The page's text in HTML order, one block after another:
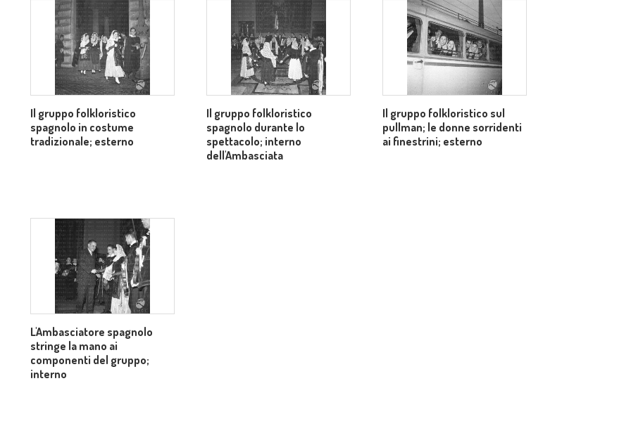
Il gruppo folkloristico
spagnolo in costume
tradizionale; esterno
Il gruppo folkloristico
spagnolo durante lo
spettacolo; interno
dell'Ambasciata
Il gruppo folkloristico sul
pullman; le donne sorridenti
ai finestrini; esterno
L'Ambasciatore spagnolo
stringe la mano ai
componenti del gruppo;
interno